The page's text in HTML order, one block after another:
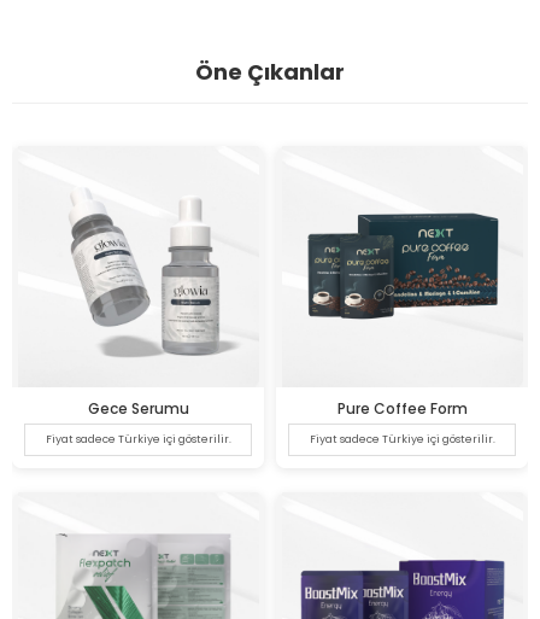
Öne Çıkanlar
Gece Serumu
Fiyat sadece Türkiye içi gösterilir.
Pure Coffee Form
Fiyat sadece Türkiye içi gösterilir.